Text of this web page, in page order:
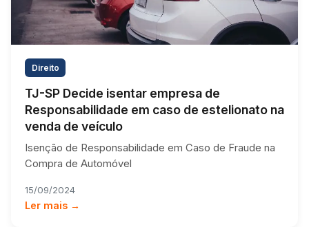
Direito
TJ-SP Decide isentar empresa de
Responsabilidade em caso de estelionato na
venda de veículo
Isenção de Responsabilidade em Caso de Fraude na
Compra de Automóvel
15/09/2024
Ler mais →